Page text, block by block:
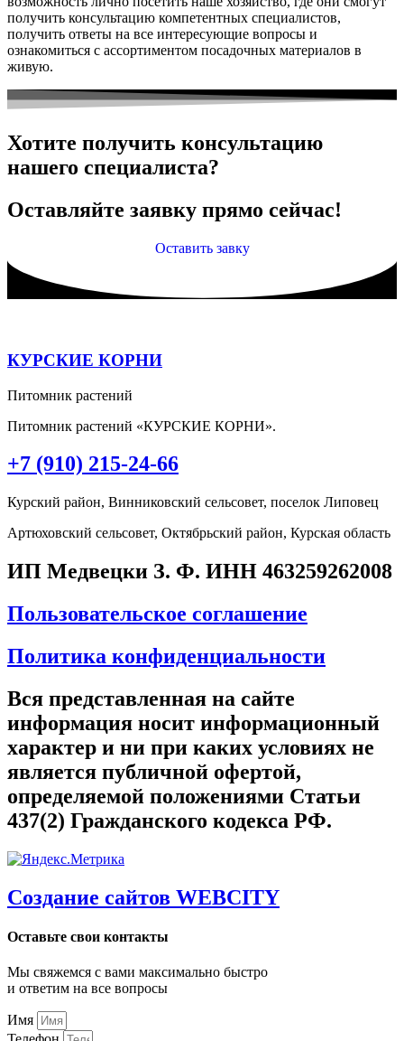
получить консультацию компетентных специалистов,
получить ответы на все интересующие вопросы и
ознакомиться с ассортиментом посадочных материалов в
живую.
Хотите получить консультацию
нашего специалиста?
Оставляйте заявку прямо сейчас!
Оставить завку
КУРСКИЕ КОРНИ
Питомник растений
Питомник растений «КУРСКИЕ КОРНИ».
+7 (910) 215-24-66
Курский район, Винниковский сельсовет, поселок Липовец
Артюховский сельсовет, Октябрьский район, Курская область
ИП Медвецки З. Ф. ИНН 463259262008
Пользовательское соглашение
Политика конфиденциальности
Вся представленная на сайте
информация носит информационный
характер и ни при каких условиях не
является публичной офертой,
определяемой положениями Статьи
437(2) Гражданского кодекса РФ.
Создание сайтов WEBCITY
Оставьте свои контакты
Мы свяжемся с вами максимально быстро
и ответим на все вопросы
Имя